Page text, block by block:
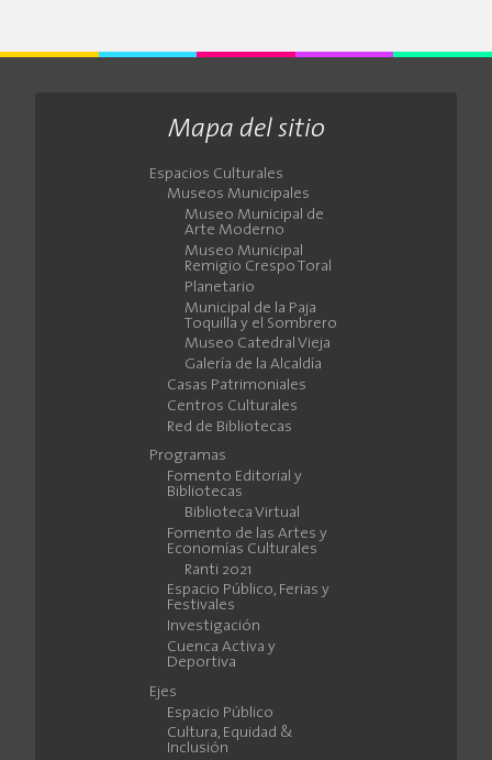
Mapa del sitio
Espacios Culturales
Museos Municipales
Museo Municipal de
Arte Moderno
Museo Municipal
Remigio Crespo Toral
Planetario
Municipal de la Paja
Toquilla y el Sombrero
Museo Catedral Vieja
Galería de la Alcaldía
Casas Patrimoniales
Centros Culturales
Red de Bibliotecas
Programas
Fomento Editorial y
Bibliotecas
Biblioteca Virtual
Fomento de las Artes y
Economías Culturales
Ranti 2021
Espacio Público, Ferias y
Festivales
Investigación
Cuenca Activa y
Deportiva
Ejes
Espacio Público
Cultura, Equidad &
Inclusión